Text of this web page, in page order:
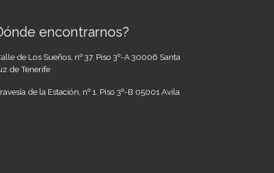
encontrarnos?
de Los Sueños, nº 37. Piso 3º-A 30006 Santa
de Tenerife
de la Estación, nº 1. Piso 3º-B 05001 Avila